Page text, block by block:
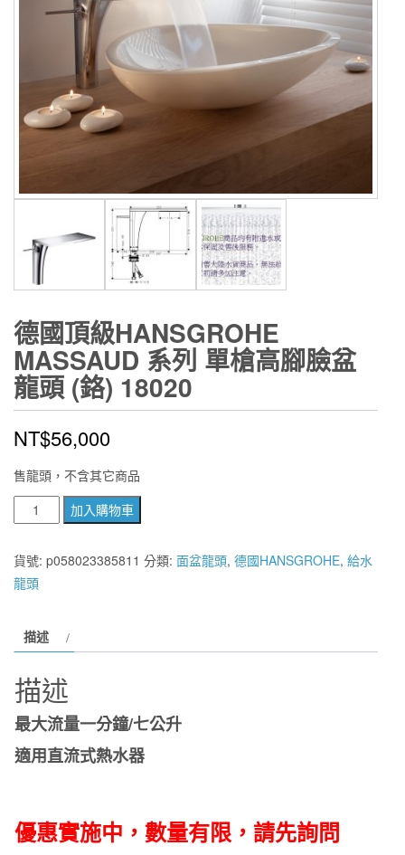
德國頂級HANSGROHE
MASSAUD 系列 單槍高腳臉盆
龍頭 (鉻) 18020
NT$56,000
售龍頭，不含其它商品
國
頂
級
HANSGROHE
系
單
槍
高
腳
龍
頭
加入購物車
貨號: p058023385811 分類: 面盆龍頭, 德國HANSGROHE, 給水
龍頭
描述
描述
最大流量一分鐘/七公升
適用直流式熱水器
優惠實施中，數量有限，請先詢問